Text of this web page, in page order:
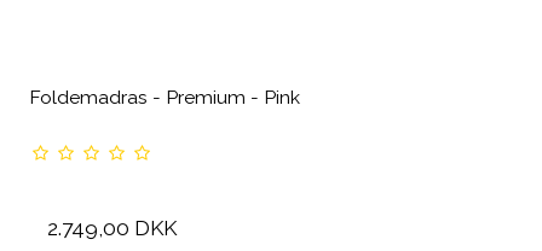
Foldemadras - Premium - Pink
2.749,00 DKK